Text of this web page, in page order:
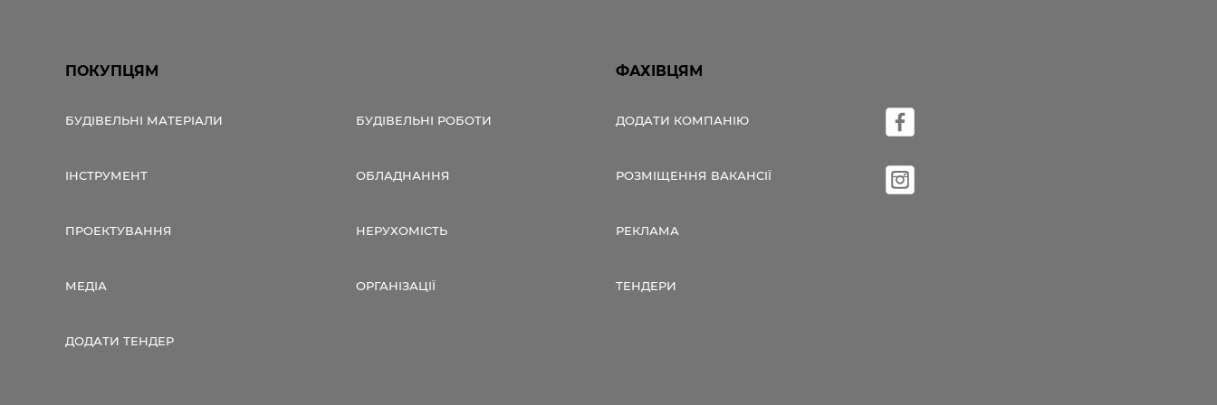
ПОКУПЦЯМ
БУДІВЕЛЬНІ МАТЕРІАЛИ БУДІВЕЛЬНІ РОБОТИ
ІНСТРУМЕНТ ОБЛАДНАННЯ
ПРОЕКТУВАННЯ НЕРУХОМІСТЬ
МЕДІА ОРГАНІЗАЦІЇ
ДОДАТИ ТЕНДЕР
ФАХІВЦЯМ
ДОДАТИ КОМПАНІЮ
РОЗМІЩЕННЯ ВАКАНСІЇ
РЕКЛАМА
ТЕНДЕРИ